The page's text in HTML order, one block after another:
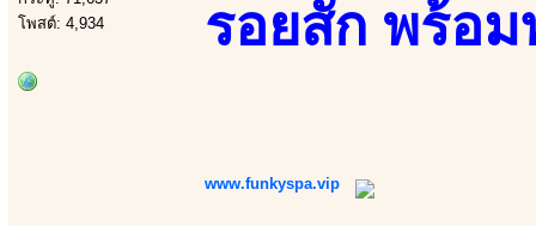
โพสต์: 4,934
รอยสัก พร้อ
www.funkyspa.vip